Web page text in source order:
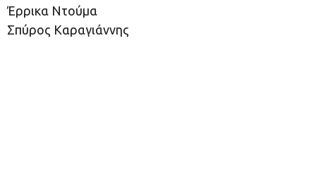
Έρρικα Ντούμα
Σπύρος Καραγιάννης